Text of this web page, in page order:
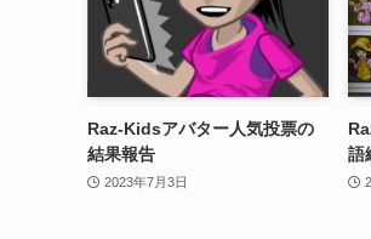
Raz-Kidsアバター人気投票の
結果報告
2023年7月3日
語